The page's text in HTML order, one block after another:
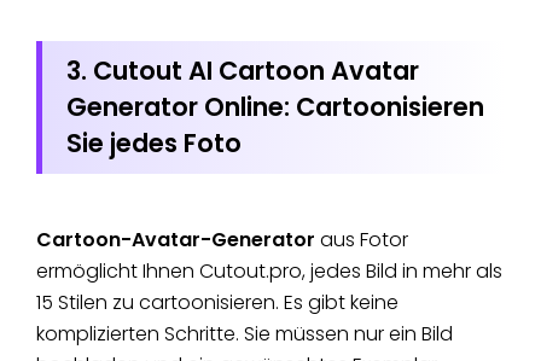
3. Cutout AI Cartoon Avatar
Generator Online: Cartoonisieren
Sie jedes Foto
Cartoon-Avatar-Generator aus Fotor
ermöglicht Ihnen Cutout.pro, jedes Bild in mehr als
15 Stilen zu cartoonisieren. Es gibt keine
komplizierten Schritte. Sie müssen nur ein Bild